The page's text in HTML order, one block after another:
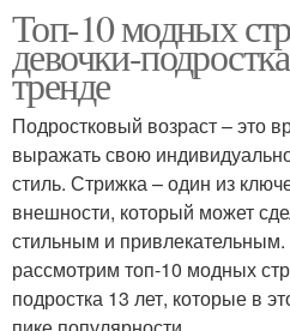
Топ-10 модных
девочки-
тренде
Подростковый возраст – это
выражать свою
стиль. Стрижка – один из
внешности, который может
стильным и
рассмотрим топ-10 модных
подростка 13 лет, которые в